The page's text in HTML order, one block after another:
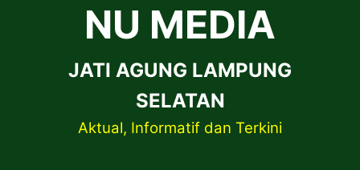
NU MEDIA
JATI AGUNG LAMPUNG
SELATAN
Aktual, Informatif dan Terkini